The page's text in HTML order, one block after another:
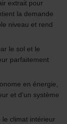
extrait pour
la demande
niveau et rend
le sol et le
parfaitement
en énergie,
et d'un système
climat intérieur